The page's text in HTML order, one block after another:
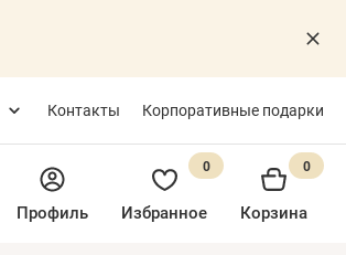
Контакты Корпоративные подарки
Профиль Избранное
0
Корзина
0